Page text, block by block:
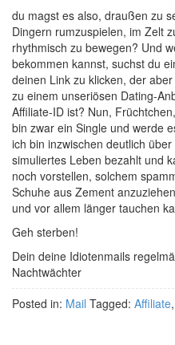
du magst es also, draußen zu
Dingern rumzuspielen, im Zelt
rhythmisch zu bewegen? Und
bekommen kannst, suchst du
deinen Link zu klicken, der
zu einem unseriösen Dating-
Affiliate-ID ist? Nun,
bin zwar ein Single und werde
ich bin inzwischen deutlich
simuliertes Leben bezahlt und
noch vorstellen, solchem
Schuhe aus Zement
und vor allem länger tauchen
Geh sterben!
Dein deine Idiotenmails
Nachtwächter
Posted in: Mail Tagged: Affiliate,